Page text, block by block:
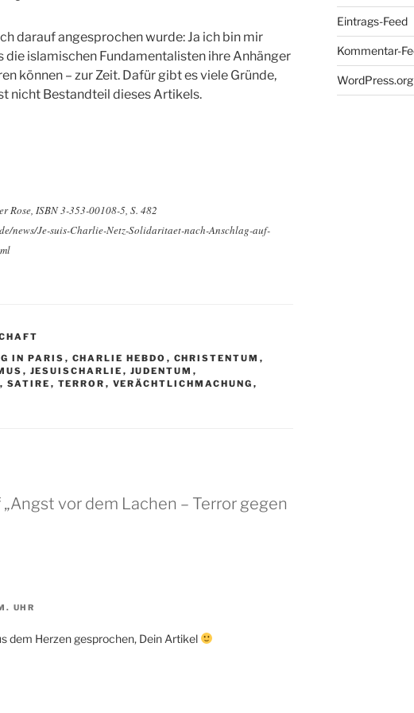
darauf angesprochen wurde: Ja ich bin mir
die islamischen Fundamentalisten ihre Anhänger
können – zur Zeit. Dafür gibt es viele Gründe,
nicht Bestandteil dieses Artikels.
Rose, ISBN 3-353-00108-5, S. 482
news/Je-suis-Charlie-Netz-Solidaritaet-nach-Anschlag-auf-
IN PARIS , CHARLIE HEBDO , CHRISTENTUM ,
, JESUISCHARLIE , JUDENTUM ,
, SATIRE , TERROR , VERÄCHTLICHMACHUNG ,
vor dem Lachen – Terror gegen
UHR
dem Herzen gesprochen, Dein Artikel
Eintrags-Feed
Kommentar-
WordPress.org